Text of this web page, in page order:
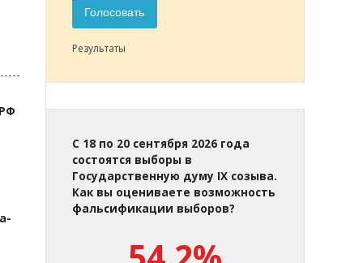
Голосовать
Результаты
С 18 по 20 сентября 2026 года
состоятся выборы в
Государственную думу IX созыва.
Как вы оцениваете возможность
фальсификации выборов?